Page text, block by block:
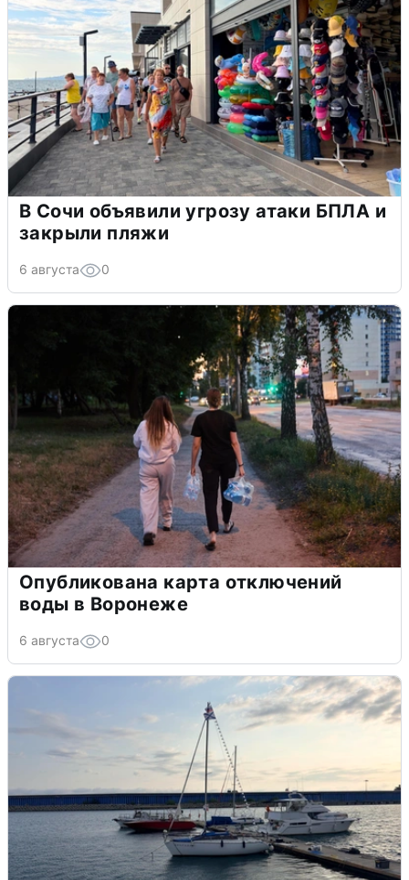
В Сочи объявили угрозу атаки БПЛА и
закрыли пляжи
6 августа 0
Опубликована карта отключений
воды в Воронеже
6 августа 0